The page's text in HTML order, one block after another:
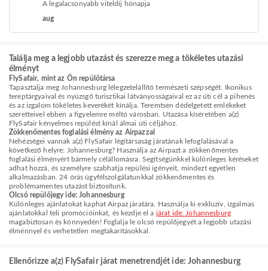
A legalacsonyabb viteldíj hónapja
aug
Találja meg a legjobb utazást és szerezze meg a tökéletes utazási
élményt
FlySafair, mint az Ön repülőtársa
Tapasztalja meg Johannesburg lélegzetelállító természeti szépségét. Ikonikus
tereptárgyaival és nyüzsgő turisztikai látványosságaival ez az úti cél a pihenés
és az izgalom tökéletes keverékét kínálja. Teremtsen dédelgetett emlékeket
szeretteivel ebben a figyelemre méltó városban. Utazása kíséretében a(z)
FlySafair kényelmes repülést kínál álmai úti céljához.
Zökkenőmentes foglalási élmény az Airpazzal
Nehézségei vannak a(z) FlySafair légitársaság járatának lefoglalásával a
következő helyre: Johannesburg? Használja az Airpazt a zökkenőmentes
foglalási élményért bármely célállomásra. Segítségünkkel különleges kéréseket
adhat hozzá, és személyre szabhatja repülési igényeit, mindezt egyetlen
alkalmazásban. 24 órás ügyfélszolgálatunkkal zökkenőmentes és
problémamentes utazást biztosítunk.
Olcsó repülőjegy ide: Johannesburg
Különleges ajánlatokat kaphat Airpaz járatára. Használja ki exkluzív, izgalmas
ajánlatokkal teli promócióinkat, és kezdje el a járat ide: Johannesburg
magabiztosan és könnyedén! Foglalja le olcsó repülőjegyét a legjobb utazási
élménnyel és verhetetlen megtakarításokkal.
Ellenőrizze a(z) FlySafair járat menetrendjét ide: Johannesburg